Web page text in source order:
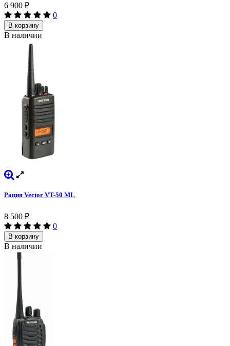
6 900 ₽
0
В корзину
В наличии
Рация Vector VT-50 ML
8 500 ₽
0
В корзину
В наличии